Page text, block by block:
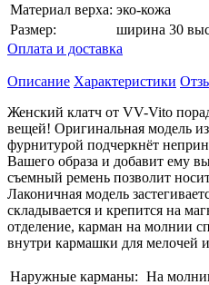
Материал верха: эко-кожа
Размер:
ширина 30
Оплата и доставка
Описание Характеристики
Женский клатч от VV-Vito
вещей! Оригинальная модель
фурнитурой подчеркнёт
Вашего образа и добавит ему
съемный ремень позволит
Лаконичная модель
складывается и крепится на
отделение, карман на молнии
внутри кармашки для мелочей
Наружные карманы: На